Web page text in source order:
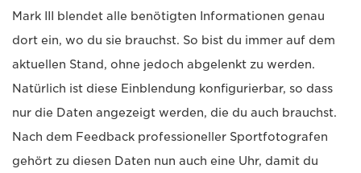
Mark III blendet alle benötigten Informationen genau
dort ein, wo du sie brauchst. So bist du immer auf dem
aktuellen Stand, ohne jedoch abgelenkt zu werden.
Natürlich ist diese Einblendung konfigurierbar, so dass
nur die Daten angezeigt werden, die du auch brauchst.
Nach dem Feedback professioneller Sportfotografen
gehört zu diesen Daten nun auch eine Uhr, damit du